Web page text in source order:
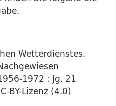
Wetterdienstes.
1972 : Jg. 21
BY-Lizenz (4.0)